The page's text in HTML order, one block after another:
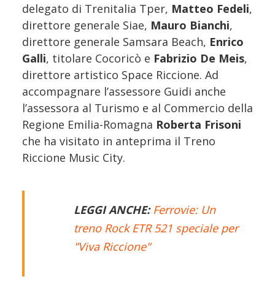
delegato di Trenitalia Tper, Matteo Fedeli,
direttore generale Siae, Mauro Bianchi,
direttore generale Samsara Beach, Enrico
Galli, titolare Cocoricò e Fabrizio De Meis,
direttore artistico Space Riccione. Ad
accompagnare l’assessore Guidi anche
l’assessora al Turismo e al Commercio della
Regione Emilia-Romagna Roberta Frisoni
che ha visitato in anteprima il Treno
Riccione Music City.
LEGGI ANCHE: Ferrovie: Un
treno Rock ETR 521 speciale per
"Viva Riccione"